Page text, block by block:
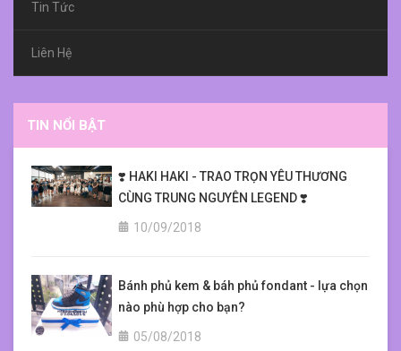
Tin Tức
Liên Hệ
TIN NỔI BẬT
❣️ HAKI HAKI - TRAO TRỌN YÊU THƯƠNG
CÙNG TRUNG NGUYÊN LEGEND ❣️
10/09/2018
Bánh phủ kem & báh phủ fondant - lựa chọn
nào phù hợp cho bạn?
05/08/2018